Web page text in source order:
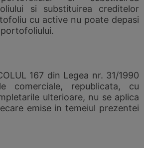
si substituirea creditelor
cu active nu poate depasi
167 din Legea nr. 31/1990
comerciale, republicata, cu
ulterioare, nu se aplica
emise in temeiul prezentei